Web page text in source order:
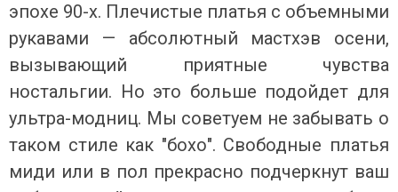
эпохе 90-х. Плечистые платья с объемными
рукавами — абсолютный мастхэв осени,
вызывающий приятные чувства
ностальгии. Но это больше подойдет для
ультра-модниц. Мы советуем не забывать о
таком стиле как "бохо". Свободные платья
миди или в пол прекрасно подчеркнут ваш